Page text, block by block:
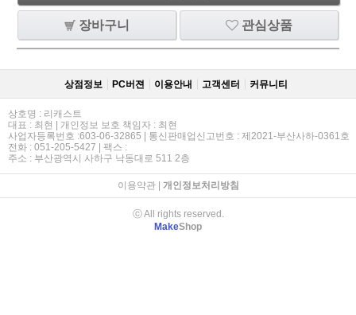
장바구니 관심상품
상점정보 PC버젼 이용안내 고객센터 커뮤니티
상호명 : 리캐스트
대표 : 최현 | 개인정보 보호 책임자 : 최현
사업자등록번호 :603-06-32865 | 통신판매업신고번호 : 제2021-부산사하-0361호
전화 : 051-205-5427 | 팩스 :
주소 : 부산광역시 사하구 낙동대로 511 2층
이용약관| 개인정보처리방침
ⓒ All rights reserved.
MakeShop